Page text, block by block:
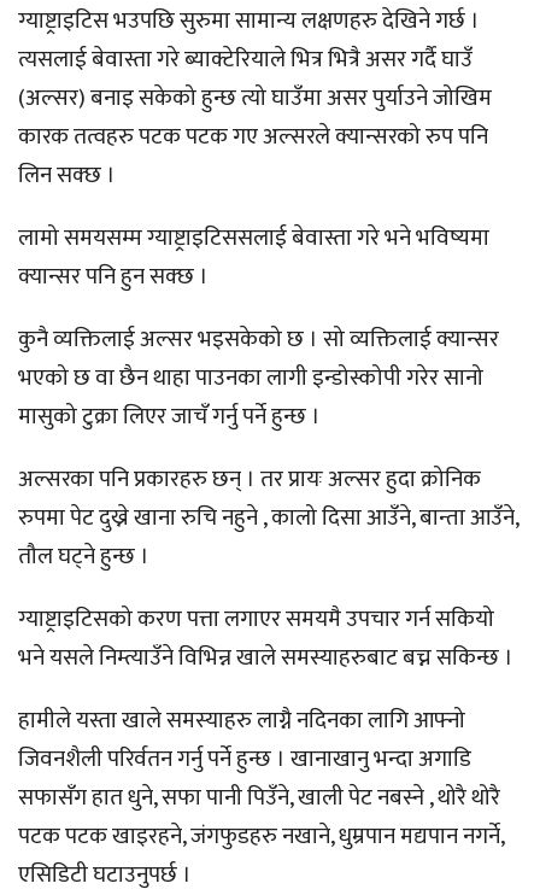
ग्याष्ट्राइटिस भउपछि सुरुमा सामान्य लक्षणहरु देखिने गर्छ ।
त्यसलाई बेवास्ता गरे ब्याक्टेरियाले भित्र भित्रै असर गर्दै घाउँ
(अल्सर) बनाइ सकेको हुन्छ त्यो घाउँमा असर पुर्याउने जोखिम
कारक तत्वहरु पटक पटक गए अल्सरले क्यान्सरको रुप पनि
लिन सक्छ ।
लामो समयसम्म ग्याष्ट्राइटिससलाई बेवास्ता गरे भने भविष्यमा
क्यान्सर पनि हुन सक्छ ।
कुनै व्यक्तिलाई अल्सर भइसकेको छ । सो व्यक्तिलाई क्यान्सर
भएको छ वा छैन थाहा पाउनका लागी इन्डोस्कोपी गरेर सानो
मासुको टुक्रा लिएर जाचँ गर्नु पर्ने हुन्छ ।
अल्सरका पनि प्रकारहरु छन् । तर प्रायः अल्सर हुदा क्रोनिक
रुपमा पेट दुख्ने खाना रुचि नहुने , कालो दिसा आउँने, बान्ता आउँने,
तौल घट्ने हुन्छ ।
ग्याष्ट्राइटिसको करण पत्ता लगाएर समयमै उपचार गर्न सकियो
भने यसले निम्त्याउँने विभिन्न खाले समस्याहरुबाट बच्न सकिन्छ ।
हामीले यस्ता खाले समस्याहरु लाग्नै नदिनका लागि आफ्नो
जिवनशैली परिर्वतन गर्नु पर्ने हुन्छ । खानाखानु भन्दा अगाडि
सफासँग हात धुने, सफा पानी पिउँने, खाली पेट नबस्ने , थोरै थोरै
पटक पटक खाइरहने, जंगफुडहरु नखाने, धुम्रपान मद्यपान नगर्ने,
एसिडिटी घटाउनुपर्छ ।